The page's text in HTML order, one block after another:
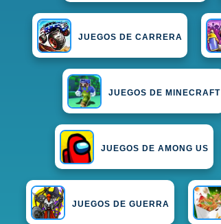
JUEGOS DE CARRERA
JUEGOS DE MINECRAFT
JUEGOS DE AMONG US
JUEGOS DE GUERRA